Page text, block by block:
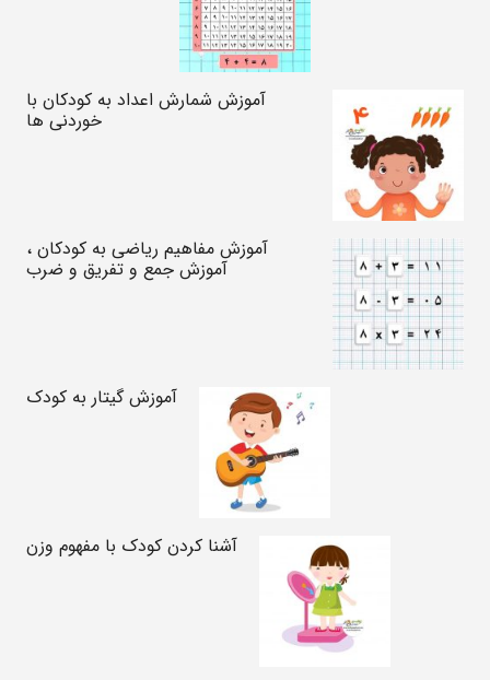
آموزش شمارش اعداد به کودکان با
خوردنی ها
آموزش مفاهیم ریاضی به کودکان ،
آموزش جمع و تفریق و ضرب
آموزش گیتار به کودک
آشنا کردن کودک با مفهوم وزن